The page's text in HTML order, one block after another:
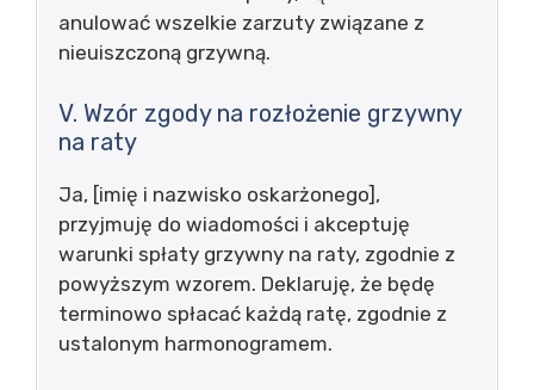
anulować wszelkie zarzuty związane z
nieuiszczoną grzywną.
V. Wzór zgody na rozłożenie grzywny
na raty
Ja, [imię i nazwisko oskarżonego],
przyjmuję do wiadomości i akceptuję
warunki spłaty grzywny na raty, zgodnie z
powyższym wzorem. Deklaruję, że będę
terminowo spłacać każdą ratę, zgodnie z
ustalonym harmonogramem.